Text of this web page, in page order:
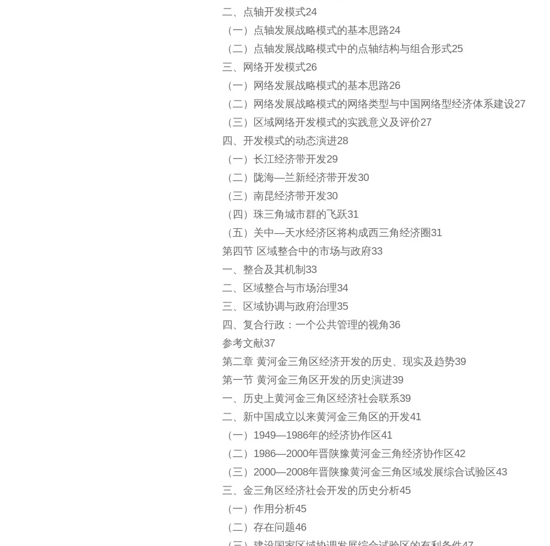
二、点轴开发模式24
（一）点轴发展战略模式的基本思路24
（二）点轴发展战略模式中的点轴结构与组合形式25
三、网络开发模式26
（一）网络发展战略模式的基本思路26
（二）网络发展战略模式的网络类型与中国网络型经济体系建设27
（三）区域网络开发模式的实践意义及评价27
四、开发模式的动态演进28
（一）长江经济带开发29
（二）陇海—兰新经济带开发30
（三）南昆经济带开发30
（四）珠三角城市群的飞跃31
（五）关中—天水经济区将构成西三角经济圈31
第四节 区域整合中的市场与政府33
一、整合及其机制33
二、区域整合与市场治理34
三、区域协调与政府治理35
四、复合行政：一个公共管理的视角36
参考文献37
第二章 黄河金三角区经济开发的历史、现实及趋势39
第一节 黄河金三角区开发的历史演进39
一、历史上黄河金三角区经济社会联系39
二、新中国成立以来黄河金三角区的开发41
（一）1949—1986年的经济协作区41
（二）1986—2000年晋陕豫黄河金三角经济协作区42
（三）2000—2008年晋陕豫黄河金三角区域发展综合试验区43
三、金三角区经济社会开发的历史分析45
（一）作用分析45
（二）存在问题46